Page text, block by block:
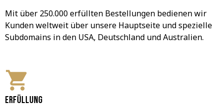
Mit über 250.000 erfüllten Bestellungen bedienen wir
Kunden weltweit über unsere Hauptseite und spezielle
Subdomains in den USA, Deutschland und Australien.
Erfüllung